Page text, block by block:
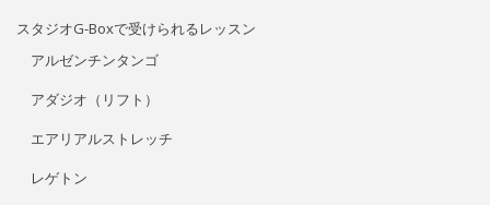
スタジオG-Boxで受けられるレッスン
アルゼンチンタンゴ
アダジオ（リフト）
エアリアルストレッチ
レゲトン